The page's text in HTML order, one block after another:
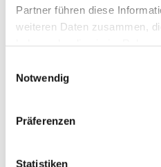
Partner führen diese
weiteren Daten zusammen,
Notwendig
Präferenzen
Statistiken